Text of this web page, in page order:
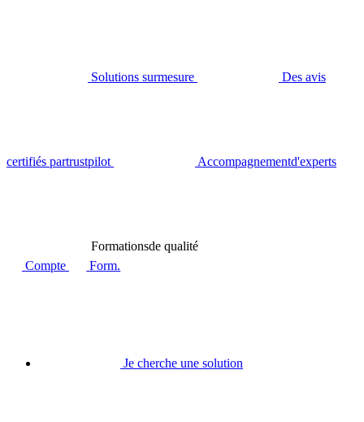
Solutions surmesure Des avis
certifiés partrustpilot Accompagnementd'experts
Formationsde qualité
Compte
Form.
Je cherche une solution